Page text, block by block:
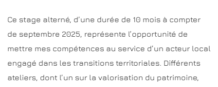
Ce stage alterné, d’une durée de 10 mois à compter
de septembre 2025, représente l’opportunité de
mettre mes compétences au service d’un acteur local
engagé dans les transitions territoriales. Différents
ateliers, dont l’un sur la valorisation du patrimoine,